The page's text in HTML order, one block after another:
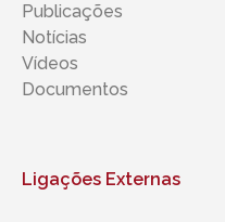
Publicações
Notícias
Vídeos
Documentos
Ligações Externas